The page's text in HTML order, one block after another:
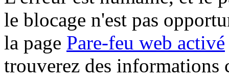
le blocage n'est pas
la page Pare-feu web activé
trouverez des informations